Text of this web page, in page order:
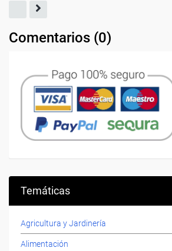
Comentarios (0)
Temáticas
Agricultura y Jardinería
Alimentación